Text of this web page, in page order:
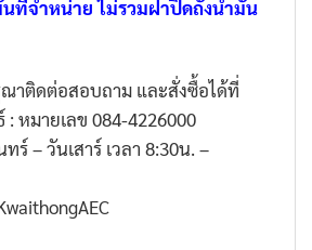
ที่จำหน่าย ไม่รวมฝาปิดถังน้ำมัน
ณาติดต่อสอบถาม และสั่งซื้อได้ที่
หมายเลข 084-4226000
ร์ – วันเสาร์ เวลา 8:30น. –